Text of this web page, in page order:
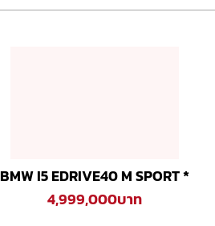
BMW I5 EDRIVE40 M SPORT *
4,999,000บาท